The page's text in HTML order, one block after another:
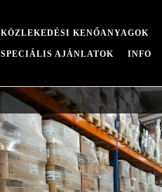
KÖZLEKEDÉSI KENŐANYAGOK
SPECIÁLIS AJÁNLATOK INFO